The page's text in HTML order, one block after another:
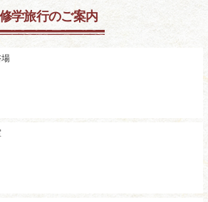
学旅行のご案内